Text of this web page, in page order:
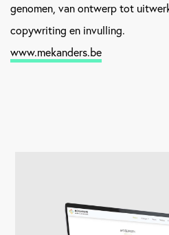
genomen, van ontwerp tot
copywriting en invulling.
www.mekanders.be